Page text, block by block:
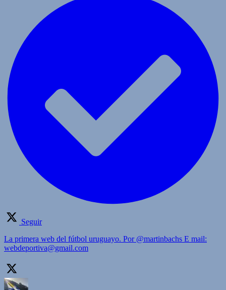
Seguir
La primera web del fútbol uruguayo. Por @martinbachs E mail:
webdeportiva@gmail.com